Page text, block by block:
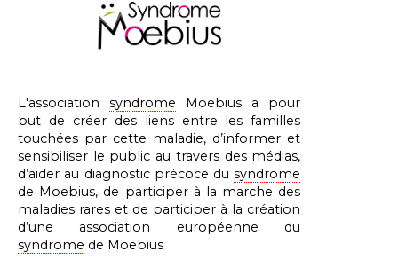
L'associationsyndrome Moebius a pour
but de créer des liens entre les familles
touchées par cette maladie, d’informer et
sensibiliser le public au travers des médias,
d’aider au diagnostic précoce dusyndrome
de Moebius, de participer à la marche des
maladies rares et de participer à la création
d’une association européenne du
syndrome de Moebius